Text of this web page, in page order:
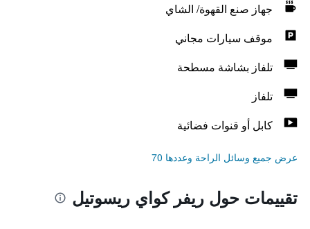
جهاز صنع القهوة/ الشاي
موقف سيارات مجاني
تلفاز بشاشة مسطحة
تلفاز
كابل أو قنوات فضائية
عرض جميع وسائل الراحة وعددها 70
تقييمات حول ريفر كواي ريسوتيل